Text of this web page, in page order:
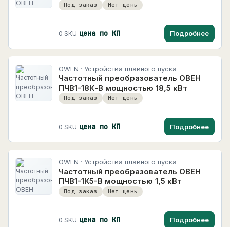
Под заказ Нет цены
0 SKU цена по КП Подробнее
OWEN · Устройства плавного пуска
Частотный преобразователь ОВЕН
ПЧВ1-18К-В мощностью 18,5 кВт
Под заказ Нет цены
0 SKU цена по КП Подробнее
OWEN · Устройства плавного пуска
Частотный преобразователь ОВЕН
ПЧВ1-1К5-В мощностью 1,5 кВт
Под заказ Нет цены
0 SKU цена по КП Подробнее